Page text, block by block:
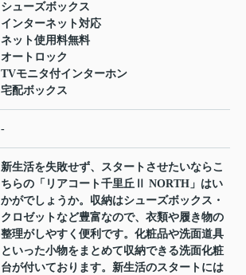
シューズボックス
インターネット対応
ネット使用料無料
オートロック
TVモニタ付インターホン
宅配ボックス
-
新生活を失敗せず、スタートさせたいならこ
ちらの「リアコート千里丘Ⅱ NORTH」はい
かがでしょうか。収納はシューズボックス・
クロゼットなど豊富なので、衣類や履き物の
整理がしやすく便利です。化粧品や洗面道具
といった小物をまとめて収納できる洗面化粧
台が付いております。新生活のスタートには